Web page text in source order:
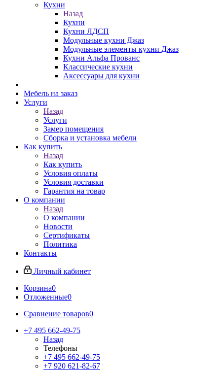
Кухни
Назад
Кухни
Кухни ЛДСП
Модульные кухни Джаз
Модульные элементы кухни Джаз
Кухни Альфа Прованс
Классические кухни
Аксессуары для кухни
Мебель на заказ
Услуги
Назад
Услуги
Замер помещения
Сборка и установка мебели
Как купить
Назад
Как купить
Условия оплаты
Условия доставки
Гарантия на товар
О компании
Назад
О компании
Новости
Сертификаты
Политика
Контакты
Личный кабинет
Корзина0
Отложенные0
Сравнение товаров0
+7 495 662-49-75
Назад
Телефоны
+7 495 662-49-75
+7 920 621-82-67